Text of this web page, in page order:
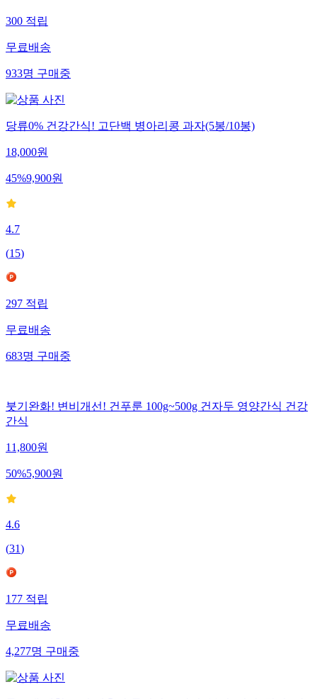
300적립
무료배송
933명구매중
당류0% 건강간식! 고단백 병아리콩 과자(5봉/10봉)
18,000원
45%9,900원
4.7
(15)
297적립
무료배송
683명구매중
붓기완화! 변비개선! 건푸룬 100g~500g 건자두 영양간식 건강
간식
11,800원
50%5,900원
4.6
(31)
177적립
무료배송
4,277명구매중